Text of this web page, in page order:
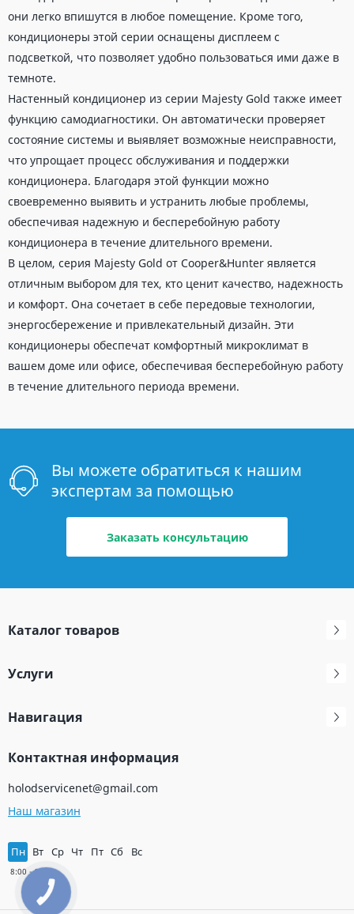
они легко впишутся в любое помещение. Кроме того,
кондиционеры этой серии оснащены дисплеем с
подсветкой, что позволяет удобно пользоваться ими даже в
темноте.
Настенный кондиционер из серии Majesty Gold также имеет
функцию самодиагностики. Он автоматически проверяет
состояние системы и выявляет возможные неисправности,
что упрощает процесс обслуживания и поддержки
кондиционера. Благодаря этой функции можно
своевременно выявить и устранить любые проблемы,
обеспечивая надежную и бесперебойную работу
кондиционера в течение длительного времени.
В целом, серия Majesty Gold от Cooper&Hunter является
отличным выбором для тех, кто ценит качество, надежность
и комфорт. Она сочетает в себе передовые технологии,
энергосбережение и привлекательный дизайн. Эти
кондиционеры обеспечат комфортный микроклимат в
вашем доме или офисе, обеспечивая бесперебойную работу
в течение длительного периода времени.
Вы можете обратиться к нашим
экспертам за помощью
Заказать консультацию
Каталог товаров
Услуги
Навигация
Контактная информация
holodservicenet@gmail.com
Наш магазин
Пн Вт Ср Чт Пт Сб Вс
КНОПКА
ЗВ'ЯЗКУ